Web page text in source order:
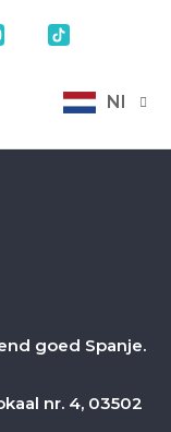
Nl
goed Spanje.
nr. 4, 03502